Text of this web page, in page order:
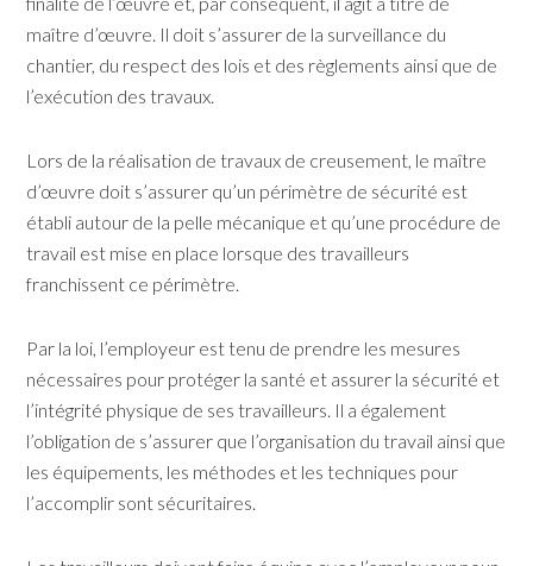
maître d’œuvre. Il doit s’assurer de la surveillance du
chantier, du respect des lois et des règlements ainsi que de
l’exécution des travaux.
Lors de la réalisation de travaux de creusement, le maître
d’œuvre doit s’assurer qu’un périmètre de sécurité est
établi autour de la pelle mécanique et qu’une procédure de
travail est mise en place lorsque des travailleurs
franchissent ce périmètre.
Par la loi, l’employeur est tenu de prendre les mesures
nécessaires pour protéger la santé et assurer la sécurité et
l’intégrité physique de ses travailleurs. Il a également
l’obligation de s’assurer que l’organisation du travail ainsi que
les équipements, les méthodes et les techniques pour
l’accomplir sont sécuritaires.